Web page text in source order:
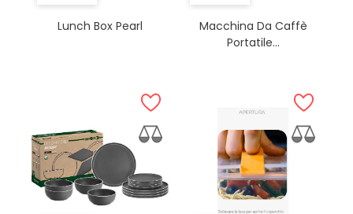
Lunch Box Pearl
Macchina Da Caffè
Portatile...